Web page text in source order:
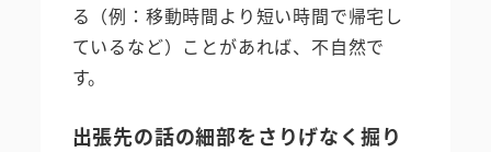
る（例：移動時間より短い時間で帰宅し
ているなど）ことがあれば、不自然で
す。
出張先の話の細部をさりげなく掘り